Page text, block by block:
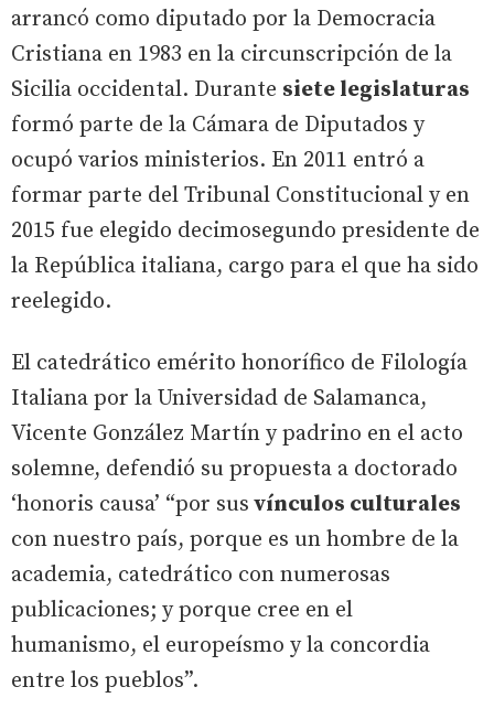
arrancó como diputado por la Democracia
Cristiana en 1983 en la circunscripción de la
Sicilia occidental. Durante siete legislaturas
formó parte de la Cámara de Diputados y
ocupó varios ministerios. En 2011 entró a
formar parte del Tribunal Constitucional y en
2015 fue elegido decimosegundo presidente de
la República italiana, cargo para el que ha sido
reelegido.
El catedrático emérito honorífico de Filología
Italiana por la Universidad de Salamanca,
Vicente González Martín y padrino en el acto
solemne, defendió su propuesta a doctorado
‘honoris causa’ “por sus vínculos culturales
con nuestro país, porque es un hombre de la
academia, catedrático con numerosas
publicaciones; y porque cree en el
humanismo, el europeísmo y la concordia
entre los pueblos”.